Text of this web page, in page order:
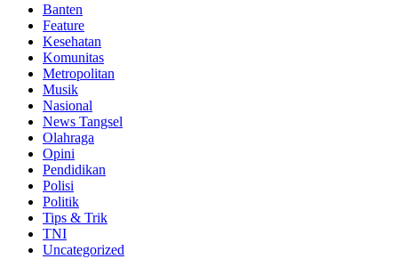
Banten
Feature
Kesehatan
Komunitas
Metropolitan
Musik
Nasional
News Tangsel
Olahraga
Opini
Pendidikan
Polisi
Politik
Tips & Trik
TNI
Uncategorized